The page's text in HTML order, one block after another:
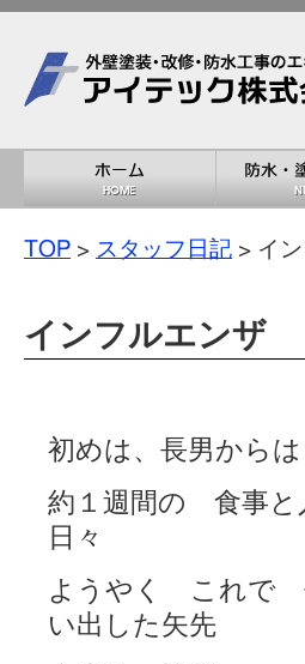
TOP > スタッフ日記 > イ
インフルエンザ
初めは、長男から
約１週間の 食事と
日々
ようやく これで
い出した矢先